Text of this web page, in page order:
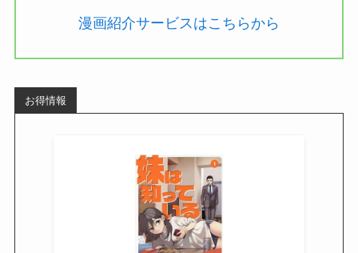
漫画紹介サービスはこちらから
お得情報